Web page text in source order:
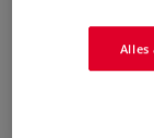
neemt veel verf
én pasteus werk
Alles